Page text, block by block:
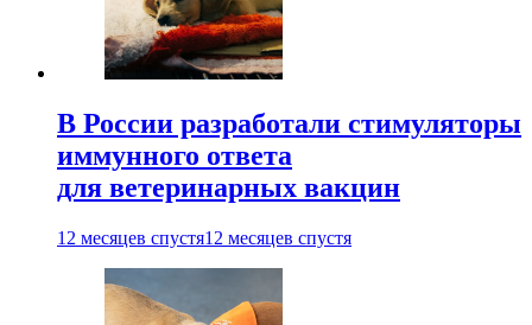
В России разработали стимуляторы
иммунного ответа
для ветеринарных вакцин
12 месяцев спустя12 месяцев спустя